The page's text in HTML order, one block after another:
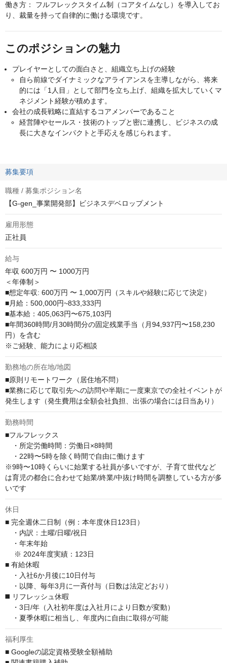
働き方： フルフレックスタイム制（コアタイムなし）を導入してお
り、裁量を持って自律的に働ける環境です。
このポジションの魅力
プレイヤーとしての面白さと、組織立ち上げの経験
自ら前線でダイナミックなアライアンスを主導しながら、将来
的には「1人目」として部門を立ち上げ、組織を拡大していくマ
ネジメント経験が積めます。
会社の成長戦略に直結するコアメンバーであること
経営陣やセールス・技術のトップと密に連携し、ビジネスの成
長に大きなインパクトと手応えを感じられます。
募集要項
職種 / 募集ポジション名
【G-gen_事業開発部】ビジネスデベロップメント
雇用形態
正社員
給与
年収 600万円 〜 1000万円
＜年俸制＞
■想定年収: 600万円 〜 1,000万円（スキルや経験に応じて決定）
■月給：500,000円~833,333円
■基本給：405,063円〜675,103円
■年間360時間/月30時間分の固定残業手当（月94,937円〜158,230
円）を含む
※ご経験、能力により応相談
勤務地の所在地/地図
■原則リモートワーク（居住地不問）
■業務に応じて取引先への訪問や半期に一度東京での全社イベントが
発生します（発生費用は全額会社負担、出張の場合には日当あり）
勤務時間
■フルフレックス
・所定労働時間：労働日×8時間
・22時〜5時を除く時間で自由に働けます
※9時〜10時くらいに始業する社員が多いですが、子育て世代など
は育児の都合に合わせて始業/終業/中抜け時間を調整している方が多
いです
休日
■ 完全週休二日制（例：本年度休日123日）
・内訳：土曜/日曜/祝日
・年末年始
■ 有給休暇
・入社6か月後に10日付与
・以降、毎年3月に一斉付与（日数は法定どおり）
◼️ リフレッシュ休暇
・3日/年（入社初年度は入社月により日数が変動）
・夏季休暇に相当し、年度内に自由に取得が可能
福利厚生
■ Googleの認定資格受験全額補助